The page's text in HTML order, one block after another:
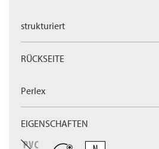
strukturiert
RÜCKSEITE
Perlex
EIGENSCHAFTEN